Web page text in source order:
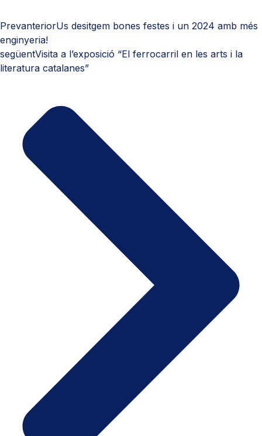
PrevanteriorUs desitgem bones festes i un 2024 amb més
enginyeria!
següentVisita a l’exposició “El ferrocarril en les arts i la
literatura catalanes”